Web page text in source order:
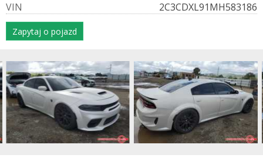
VIN 2C3CDXL91MH583186
Zapytaj o pojazd